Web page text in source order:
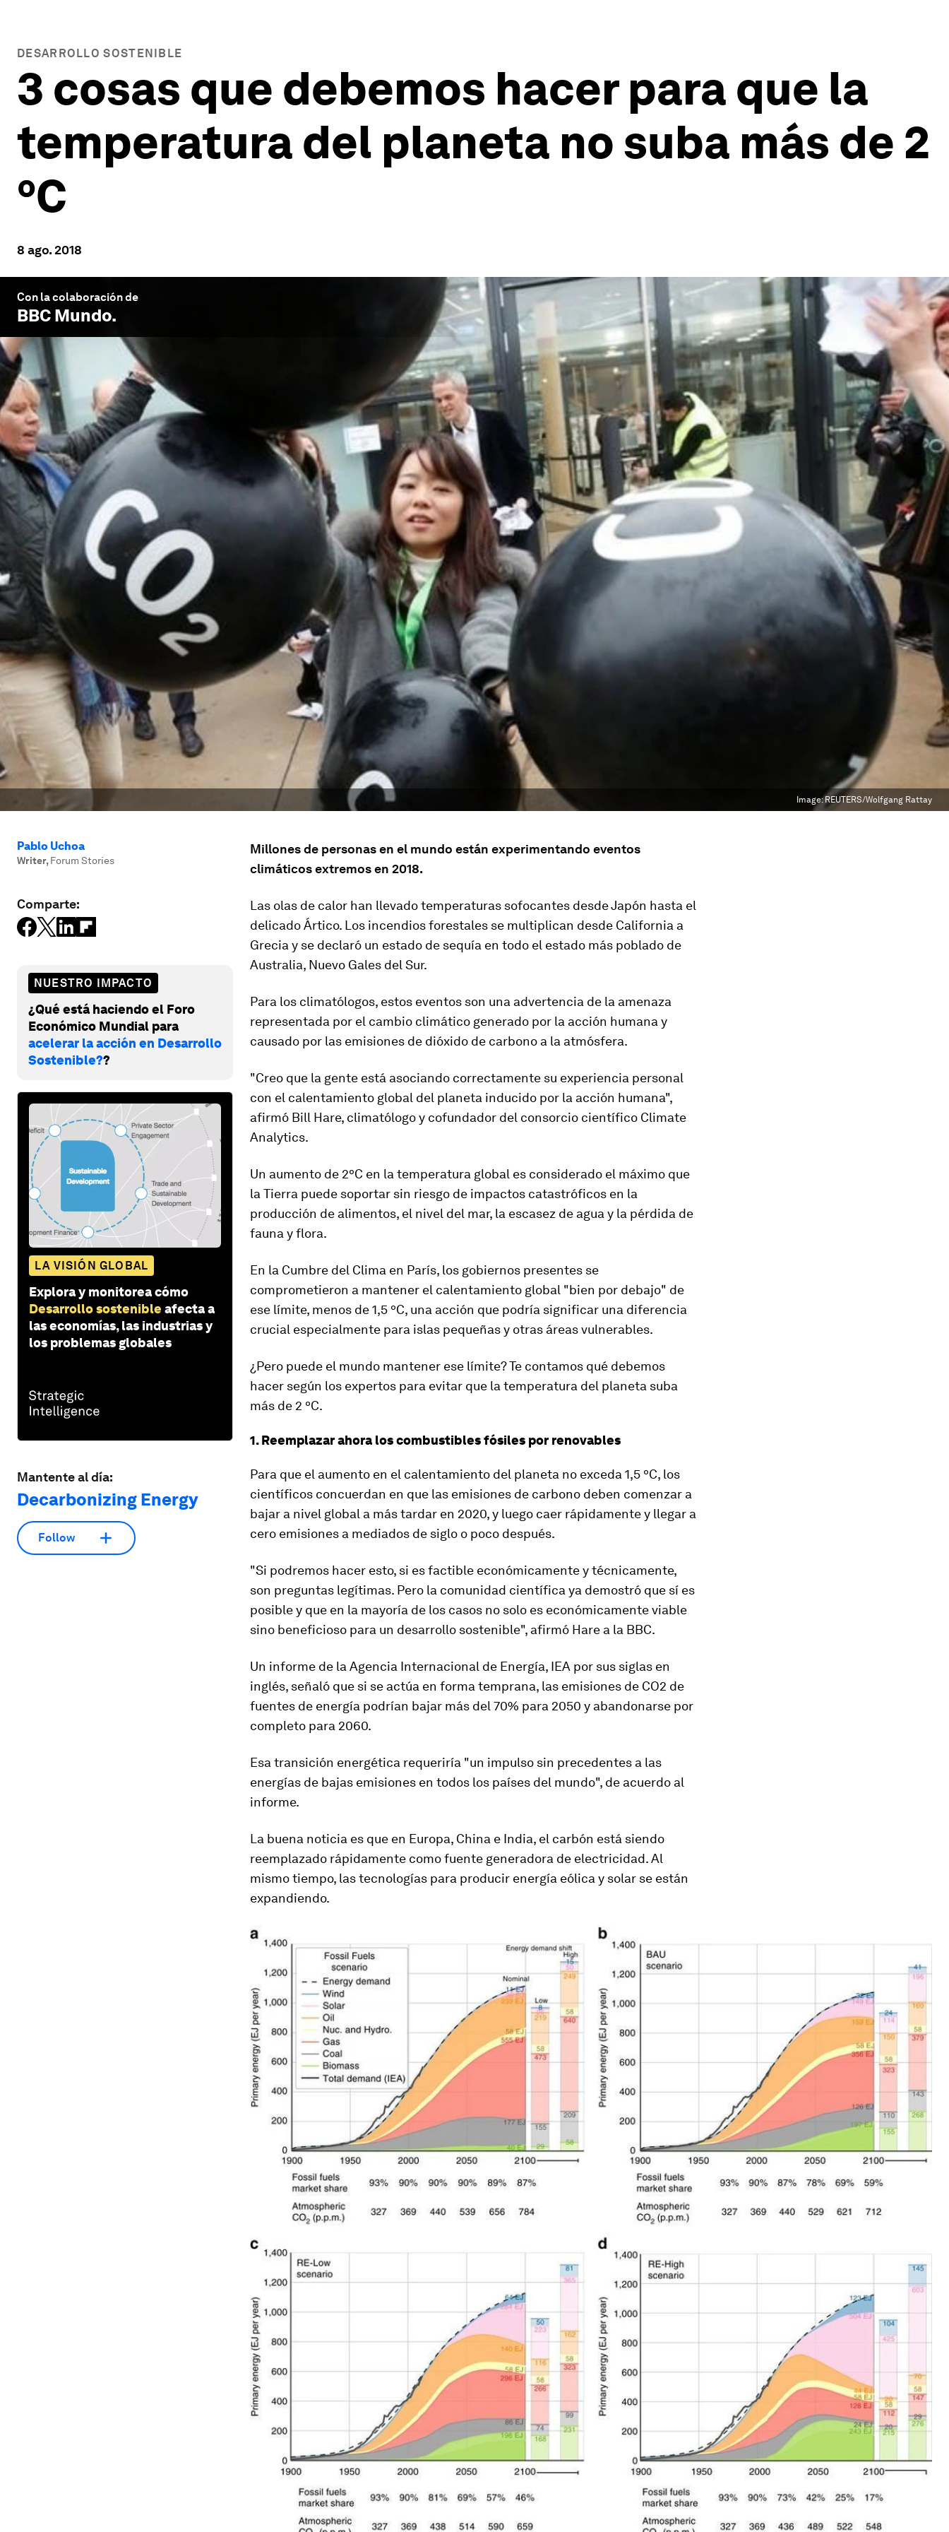
DESARROLLO SOSTENIBLE
3 cosas que debemos hacer para que la
temperatura del planeta no suba más de 2
ºC
8 ago. 2018
Con la colaboración de
BBC Mundo.
Image:REUTERS/Wolfgang Rattay
Pablo Uchoa
Writer, Forum Stories
Comparte:
NUESTRO IMPACTO
¿Qué está haciendo el Foro
Económico Mundial para
acelerar la acción en Desarrollo
Sostenible??
LA VISIÓN GLOBAL
Explora y monitorea cómo
Desarrollo sostenible afecta a
las economías, las industrias y
los problemas globales
Mantente al día:
Decarbonizing Energy
Follow
Millones de personas en el mundo están experimentando eventos
climáticos extremos en 2018.
Las olas de calor han llevado temperaturas sofocantes desde Japón hasta el
delicado Ártico. Los incendios forestales se multiplican desde California a
Grecia y se declaró un estado de sequía en todo el estado más poblado de
Australia, Nuevo Gales del Sur.
Para los climatólogos, estos eventos son una advertencia de la amenaza
representada por el cambio climático generado por la acción humana y
causado por las emisiones de dióxido de carbono a la atmósfera.
"Creo que la gente está asociando correctamente su experiencia personal
con el calentamiento global del planeta inducido por la acción humana",
afirmó Bill Hare, climatólogo y cofundador del consorcio científico Climate
Analytics.
Un aumento de 2ºC en la temperatura global es considerado el máximo que
la Tierra puede soportar sin riesgo de impactos catastróficos en la
producción de alimentos, el nivel del mar, la escasez de agua y la pérdida de
fauna y flora.
En la Cumbre del Clima en París, los gobiernos presentes se
comprometieron a mantener el calentamiento global "bien por debajo" de
ese límite, menos de 1,5 ºC, una acción que podría significar una diferencia
crucial especialmente para islas pequeñas y otras áreas vulnerables.
¿Pero puede el mundo mantener ese límite? Te contamos qué debemos
hacer según los expertos para evitar que la temperatura del planeta suba
más de 2 ºC.
1. Reemplazar ahora los combustibles fósiles por renovables
Para que el aumento en el calentamiento del planeta no exceda 1,5 ºC, los
científicos concuerdan en que las emisiones de carbono deben comenzar a
bajar a nivel global a más tardar en 2020, y luego caer rápidamente y llegar a
cero emisiones a mediados de siglo o poco después.
"Si podremos hacer esto, si es factible económicamente y técnicamente,
son preguntas legítimas. Pero la comunidad científica ya demostró que sí es
posible y que en la mayoría de los casos no solo es económicamente viable
sino beneficioso para un desarrollo sostenible", afirmó Hare a la BBC.
Un informe de la Agencia Internacional de Energía, IEA por sus siglas en
inglés, señaló que si se actúa en forma temprana, las emisiones de CO2 de
fuentes de energía podrían bajar más del 70% para 2050 y abandonarse por
completo para 2060.
Esa transición energética requeriría "un impulso sin precedentes a las
energías de bajas emisiones en todos los países del mundo", de acuerdo al
informe.
La buena noticia es que en Europa, China e India, el carbón está siendo
reemplazado rápidamente como fuente generadora de electricidad. Al
mismo tiempo, las tecnologías para producir energía eólica y solar se están
expandiendo.